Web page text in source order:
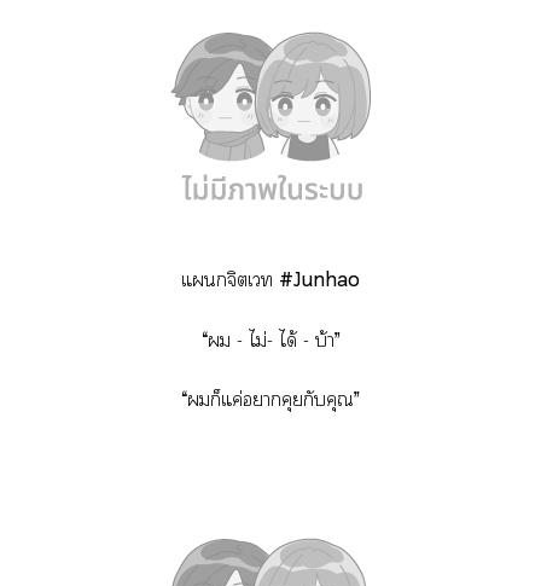
แจิตเ #Junhao
“ - ไม่- ได้ - บ้า”
“ก็แค่าคุยกับคุณ”